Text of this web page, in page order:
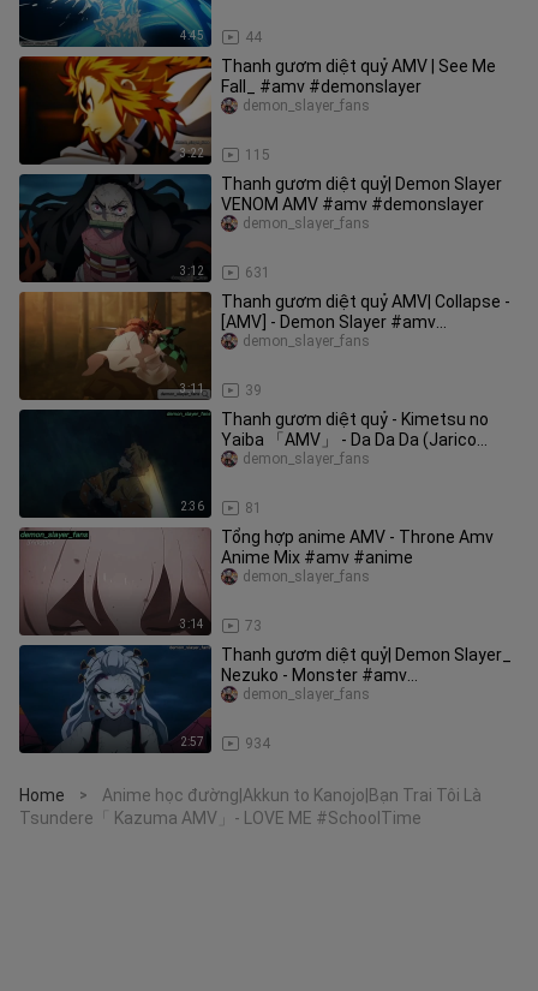
4:45 44
3:22
Thanh gươm diệt quỷ AMV | See Me
Fall_ #amv #demonslayer
115
demon_slayer_fans
3:12
Thanh gươm diệt quỷ| Demon Slayer
VENOM AMV #amv #demonslayer
631
demon_slayer_fans
3:11
Thanh gươm diệt quỷ AMV| Collapse -
[AMV] - Demon Slayer #amv
#demonslayer
39
demon_slayer_fans
2:36
Thanh gươm diệt quỷ - Kimetsu no
Yaiba 「AMV」 - Da Da Da (Jarico
Remix) #amv #anime
81
demon_slayer_fans
3:14
Tổng hợp anime AMV - Throne Amv
Anime Mix #amv #anime
73
demon_slayer_fans
2:57
Thanh gươm diệt quỷ| Demon Slayer_
Nezuko - Monster #amv
#demonslayer
934
demon_slayer_fans
Home >
Anime học đường|Akkun to Kanojo|Bạn Trai Tôi Là
Tsundere「 Kazuma AMV」- LOVE ME #SchoolTime